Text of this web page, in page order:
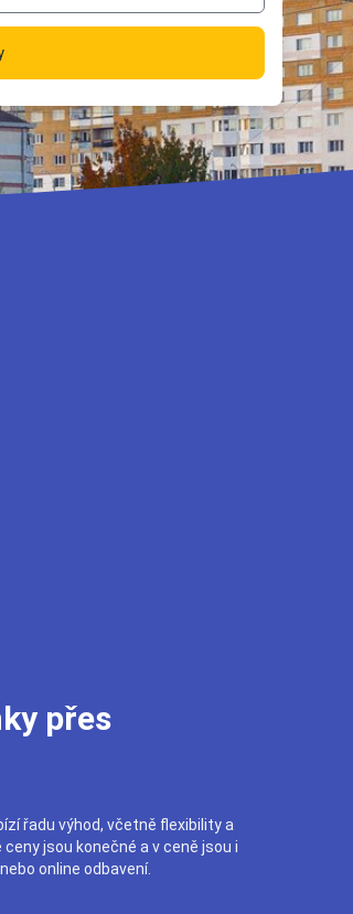
přes
řadu výhod, včetně flexibility a
jsou konečné a v ceně jsou i
online odbavení.